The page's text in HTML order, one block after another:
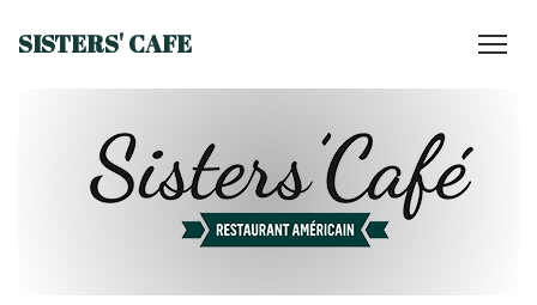
SISTERS' CAFE